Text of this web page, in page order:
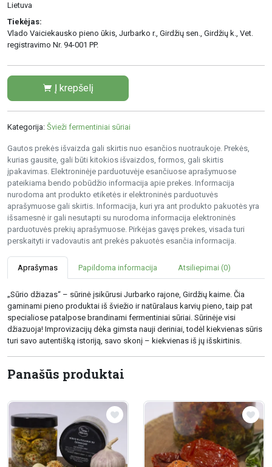
Lietuva
Tiekėjas:
Vlado Vaiciekausko pieno ūkis, Jurbarko r., Girdžių sen., Girdžių k., Vet.
registravimo Nr. 94-001 PP.
Į krepšelį
Kategorija: Švieži fermentiniai sūriai
Gautos prekės išvaizda gali skirtis nuo esančios nuotraukoje. Prekės,
kurias gausite, gali būti kitokios išvaizdos, formos, gali skirtis
įpakavimas. Elektroninėje parduotuvėje esančiuose aprašymuose
pateikiama bendo pobūdžio informacija apie prekes. Informacija
nurodoma ant produkto etiketės ir elektroninės parduotuvės
aprašymuose gali skirtis. Informacija, kuri yra ant produkto pakuotės yra
išsamesnė ir gali nesutapti su nurodoma informacija elektroninės
parduotuvės prekių aprašymuose. Pirkėjas gavęs prekes, visada turi
perskaityti ir vadovautis ant prekės pakuotės esančia informacija.
Aprašymas Papildoma informacija Atsiliepimai (0)
„Sūrio džiazas“ – sūrinė įsikūrusi Jurbarko rajone, Girdžių kaime. Čia
gaminami pieno produktai iš šviežio ir natūralaus karvių pieno, taip pat
specialiose patalpose brandinami fermentiniai sūriai. Sūrinėje visi
džiazuoja! Improvizacijų dėka gimsta nauji deriniai, todėl kiekvienas sūris
turi savo autentišką istoriją, savo skonį – kiekvienas iš jų išskirtinis.
Panašūs produktai